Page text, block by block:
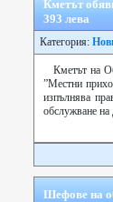
Кметът
393 лева
Категория:
Кметът на
”Местни
изпълнява
обслужване на
Шефове на